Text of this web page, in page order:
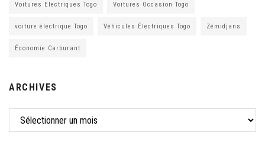
Voitures Electriques Togo Voitures Occasion Togo
voiture électrique Togo Véhicules Électriques Togo Zémidjans
Économie Carburant
ARCHIVES